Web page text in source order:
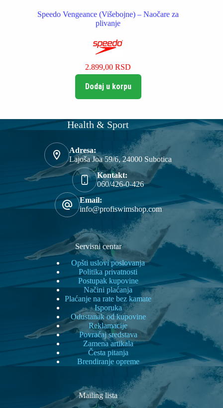
Speedo Vengeance (Višebojne) – Naočare za
plivanje
2.899,00RSD
Dodaj u korpu
Health & Sport
Adresa:
Lajoša Joa 59/6, 24000 Subotica
Kontakt:
060/426-0-426
Email:
info@profiswimshop.com
Servisni centar
Opšti uslovi poslovanja
Politika privatnosti
Postupak kupovine
Načini plaćanja
Plaćanje na rate bez kamate
Isporuka
Odustanak od kupovine
Reklamacije
Povraćaj sredstava
Zamena artikala
Česta pitanja
Brendiranje opreme
Mailing lista